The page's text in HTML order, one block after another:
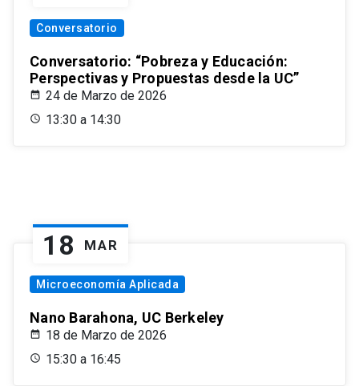
Conversatorio
Conversatorio: “Pobreza y Educación:
Perspectivas y Propuestas desde la UC”
24 de Marzo de 2026
13:30 a 14:30
18 MAR
Microeconomía Aplicada
Nano Barahona, UC Berkeley
18 de Marzo de 2026
15:30 a 16:45